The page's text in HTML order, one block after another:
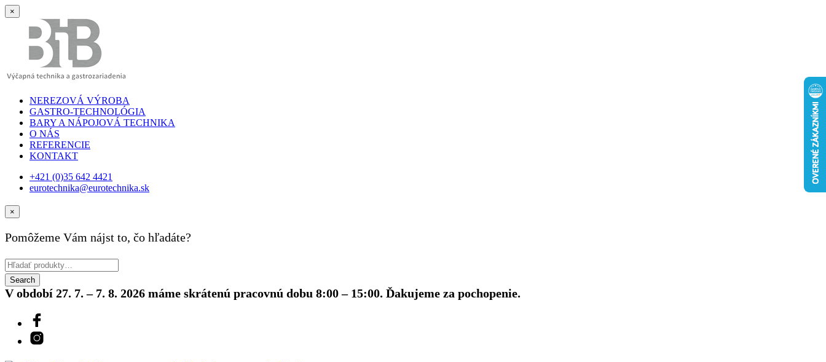
×
NEREZOVÁ VÝROBA
GASTRO-TECHNOLÓGIA
BARY A NÁPOJOVÁ TECHNIKA
O NÁS
REFERENCIE
KONTAKT
+421 (0)35 642 4421
eurotechnika@eurotechnika.sk
×
Pomôžeme Vám nájst to, čo hľadáte?
V období 27. 7. – 7. 8. 2026 máme skrátenú pracovnú dobu 8:00 – 15:00. Ďakujeme za pochopenie.